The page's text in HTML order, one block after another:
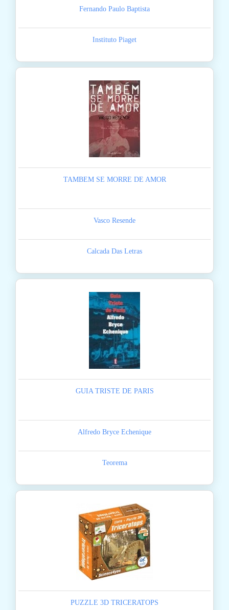
Fernando Paulo Baptista
Instituto Piaget
TAMBEM SE MORRE DE AMOR
Vasco Resende
Calcada Das Letras
GUIA TRISTE DE PARIS
Alfredo Bryce Echenique
Teorema
PUZZLE 3D TRICERATOPS